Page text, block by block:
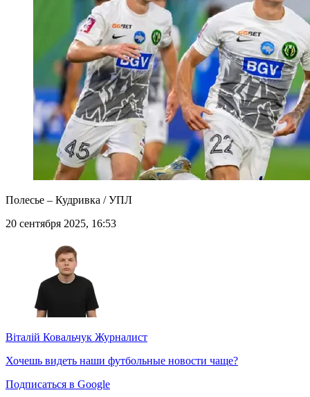
Полесье – Кудривка / УПЛ
20 сентября 2025, 16:53
Віталій Ковальчук Журналист
Хочешь видеть наши футбольные новости чаще?
Подписаться в Google